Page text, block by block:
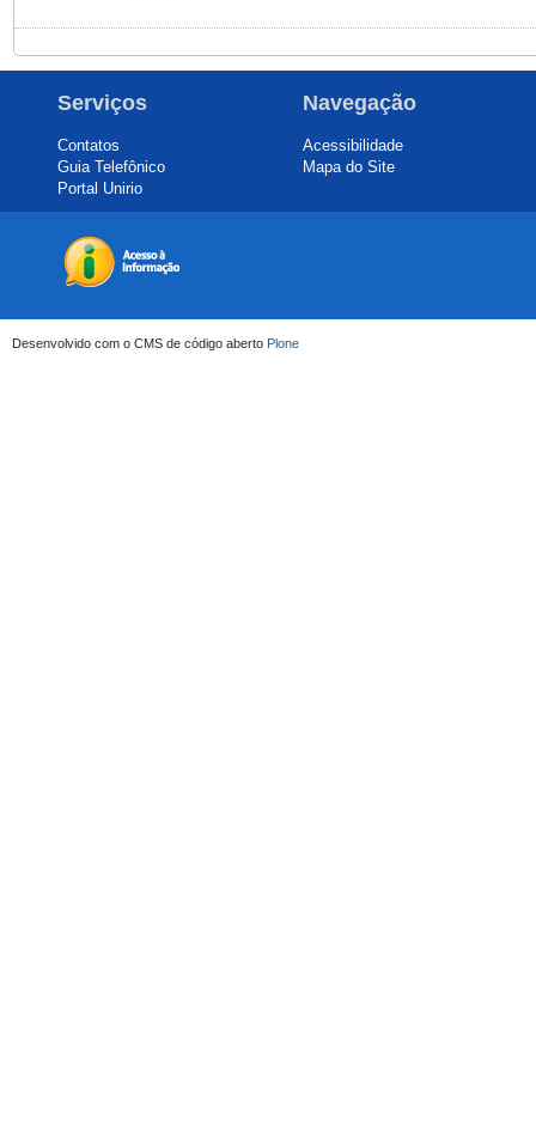
Serviços
Contatos
Guia Telefônico
Portal Unirio
Navegação
Acessibilidade
Mapa do Site
Desenvolvido com o CMS de código aberto Plone